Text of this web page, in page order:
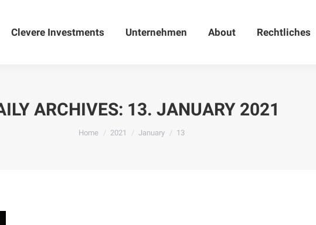
Clevere Investments Unternehmen About Rechtliches
ARCHIVES: 13. JANUARY 2021
You are here:
Home 2021 January 13
Clevere Investments Unternehmen About Rechtliches